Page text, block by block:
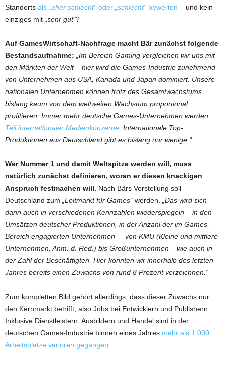
Standorts als „eher schlecht“ oder „schlecht“ bewerten – und kein
einziges mit „sehr gut“?
Auf GamesWirtschaft-Nachfrage macht Bär zunächst folgende
Bestandsaufnahme:
„Im Bereich Gaming vergleichen wir uns mit
den Märkten der Welt – hier wird die Games-Industrie zunehmend
von Unternehmen aus USA, Kanada und Japan dominiert. Unsere
nationalen Unternehmen können trotz des Gesamtwachstums
bislang kaum von dem weltweiten Wachstum proportional
profitieren. Immer mehr deutsche Games-Unternehmen werden
Teil internationaler Medienkonzerne . Internationale Top-
Produktionen aus Deutschland gibt es bislang nur wenige.“
Wer Nummer 1 und damit Weltspitze werden will, muss
natürlich zunächst definieren, woran er diesen knackigen
Anspruch festmachen will. Nach Bärs Vorstellung soll
Deutschland zum
„Leitmarkt für Games“ werden.
„Das wird sich
dann auch in verschiedenen Kennzahlen wiederspiegeln – in den
Umsätzen deutscher Produktionen, in der Anzahl der im Games-
Bereich engagierten Unternehmen – von KMU (Kleine und mittlere
Unternehmen, Anm. d. Red.) bis Großunternehmen – wie auch in
der Zahl der Beschäftigten. Hier konnten wir innerhalb des letzten
Jahres bereits einen Zuwachs von rund 8 Prozent verzeichnen.“
Zum kompletten Bild gehört allerdings, dass dieser Zuwachs nur
den Kernmarkt betrifft, also Jobs bei Entwicklern und Publishern.
Inklusive Dienstleistern, Ausbildern und Handel sind in der
deutschen Games-Industrie binnen eines Jahres mehr als 1.000
Arbeitsplätze verloren gegangen